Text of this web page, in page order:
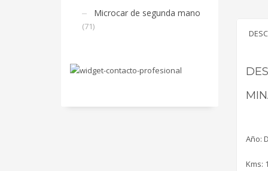
Año:
Kms:
Microcar de segunda mano
(71)